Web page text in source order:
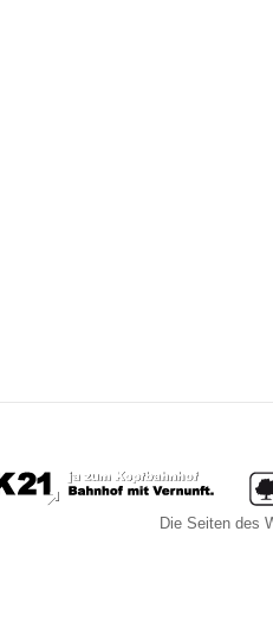
Die Seiten des